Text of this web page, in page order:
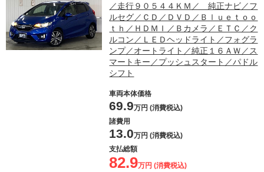
／走行９０５４４ＫＭ／ 純正ナビ／フ
ルセグ／ＣＤ／ＤＶＤ／Ｂｌｕｅｔｏｏ
ｔｈ／ＨＤＭＩ／Ｂカメラ／ＥＴＣ／ク
ルコン／ＬＥＤヘッドライト／フォグラ
ンプ／オートライト／純正１６ＡＷ／ス
マートキー／プッシュスタート／パドル
シフト
車両本体価格
69.9万円 (消費税込)
諸費用
13.0万円 (消費税込)
支払総額
82.9万円 (消費税込)